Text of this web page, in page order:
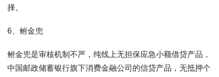
择。
6、鲋金兜
鲋金兜是审核机制不严，纯线上无担保应急小额借贷产品，
中国邮政储蓄银行旗下消费金融公司的信贷产品，无抵押个